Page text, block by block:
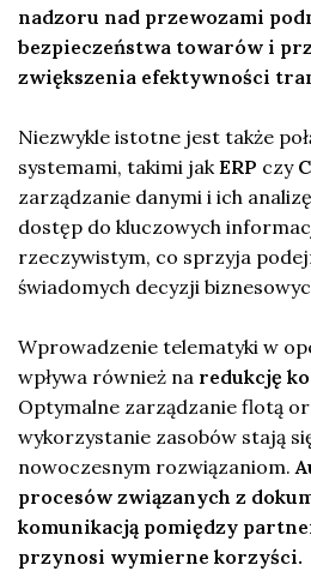
nadzoru nad przewozami
bezpieczeństwa towarów i
zwiększenia efektywności
Niezwykle istotne jest także
systemami, takimi jak ERP czy
zarządzanie danymi i ich
dostęp do kluczowych
rzeczywistym, co sprzyja
świadomych decyzji
Wprowadzenie telematyki w
wpływa również na redukcję
Optymalne zarządzanie flotą
wykorzystanie zasobów stają
nowoczesnym rozwiązaniom.
procesów związanych z
komunikacją pomiędzy
przynosi wymierne korzyści.